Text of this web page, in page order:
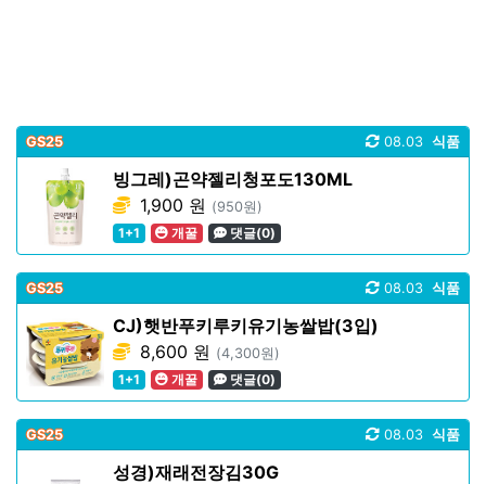
GS25 식품
08.03
빙그레)곤약젤리청포도130ML
1,900 원 (950원)
1+1
개꿀 댓글(0)
GS25 식품
08.03
CJ)햇반푸키루키유기농쌀밥(3입)
8,600 원 (4,300원)
1+1
개꿀 댓글(0)
GS25 식품
08.03
성경)재래전장김30G